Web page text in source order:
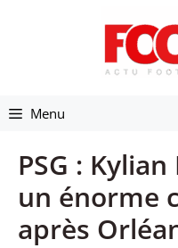
Menu
PSG :
un énorme
après